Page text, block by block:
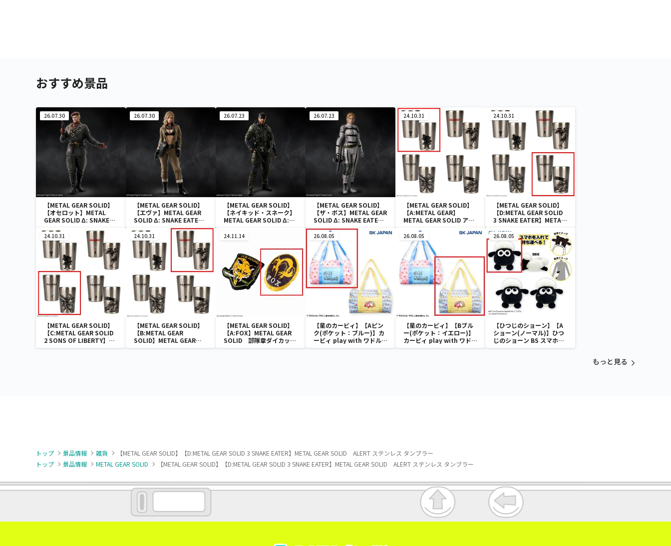
おすすめ景品
26.07.30
【METAL GEAR SOLID】
【オセロット】METAL
GEAR SOLID Δ: SNAKE
ション オセロット
26.07.30
【METAL GEAR SOLID】
【エヴァ】METAL GEAR
SOLID Δ: SNAKE EATER
フィギュアコレクション エ
ヴァ
26.07.23
【METAL GEAR SOLID】
【ネイキッド・スネーク】
METAL GEAR SOLID Δ:
コレクション ネイキッド・
スネーク
26.07.23
【METAL GEAR SOLID】
【ザ・ボス】METAL GEAR
SOLID Δ: SNAKE EATER
フィギュアコレクション
ザ・ボス
24.10.31
【METAL GEAR SOLID】
【A:METAL GEAR】
METAL GEAR SOLID アラ
24.10.31
【METAL GEAR SOLID】
【D:METAL GEAR SOLID
3 SNAKE EATER】METAL
ンレスタンブラー
24.10.31
【METAL GEAR SOLID】
【C:METAL GEAR SOLID
2 SONS OF LIBERTY】
METAL GEAR SOLID アラ
24.10.31
【METAL GEAR SOLID】
【B:METAL GEAR
SOLID】METAL GEAR
SOLID アラートステンレス
24.11.14
【METAL GEAR SOLID】
【A:FOX】METAL GEAR
SOLID 部隊章ダイカット
クッション
26.08.05
【星のカービィ】【Aピン
ク(ポケット：ブルー)】カ
ービィ play with ワドルデ
ィ ボストンバッグ
26.08.05
【星のカービィ】【Bブル
ー(ポケット：イエロー)】
カービィ play with ワドル
ディ ボストンバッグ
26.08.05
【ひつじのショーン】【A
ショーン(ノーマル)】ひつ
じのショーン BS スマホシ
ョーンルダー
もっと見る
トップ 景品情報 雑貨
【METAL GEAR SOLID】【D:METAL GEAR SOLID 3 SNAKE EATER】METAL GEAR SOLID ALERT ステンレス タンブラー
トップ
景品情報 METAL GEAR SOLID 【METAL GEAR SOLID】【D:METAL GEAR SOLID 3 SNAKE EATER】METAL GEAR SOLID ALERT ステンレス タンブラー